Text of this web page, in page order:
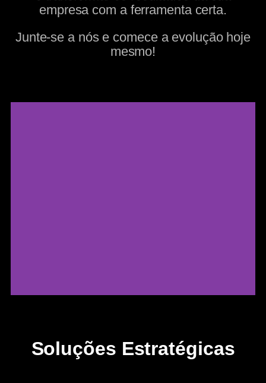
empresa com a ferramenta certa.
Junte-se a nós e comece a evolução hoje
mesmo!
Soluções Estratégicas